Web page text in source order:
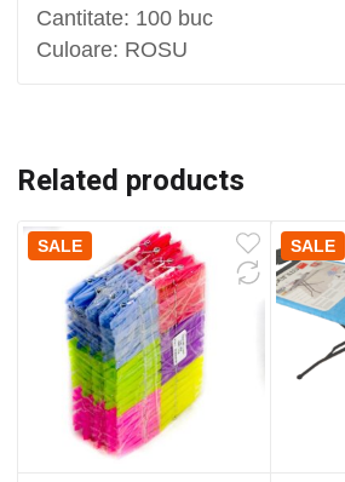
Cantitate: 100 buc
Culoare: ROSU
Related products
SALE SALE